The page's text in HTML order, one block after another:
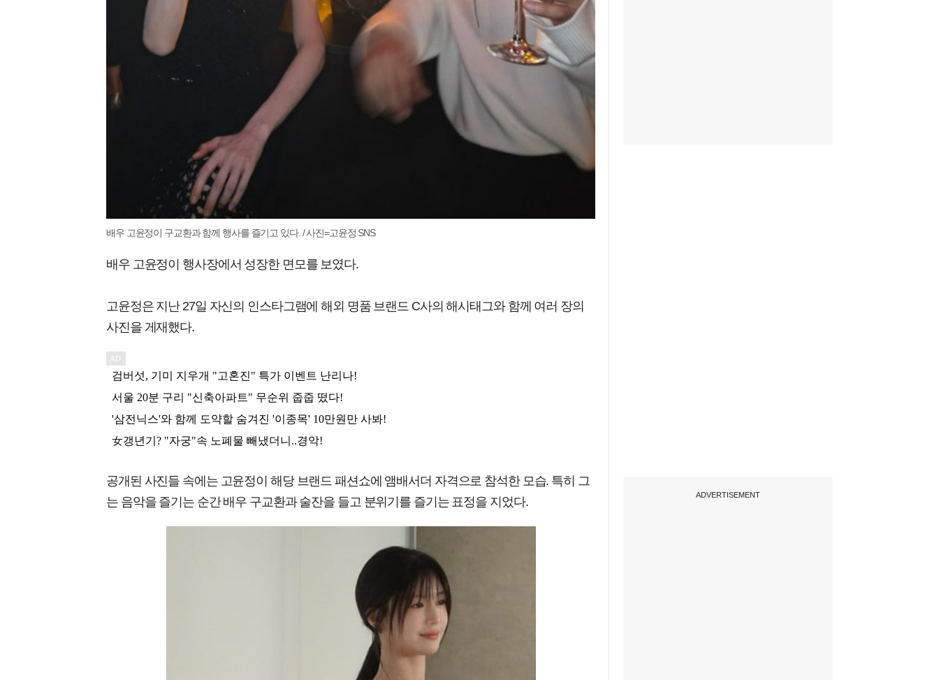
배우 고윤정이 구교환과 함께 행사를 즐기고 있다. / 사진=고윤정 SNS
배우 고윤정이 행사장에서 성장한 면모를 보였다.
고윤정은 지난 27일 자신의 인스타그램에 해외 명품 브랜드 C사의 해시태그와 함께 여러 장의
사진을 게재했다.
공개된 사진들 속에는 고윤정이 해당 브랜드 패션쇼에 앰배서더 자격으로 참석한 모습. 특히 그
는 음악을 즐기는 순간 배우 구교환과 술잔을 들고 분위기를 즐기는 표정을 지었다.
ADVERTISEMENT